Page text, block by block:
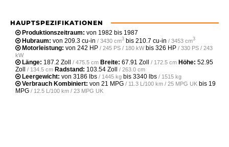
HAUPTSPEZIFIKATIONEN
Produktionszeitraum: von 1982 bis 1987
Hubraum: von 209.3 cu-in / 3430 cm3 bis 210.7 cu-in / 3453 cm3
Motorleistung: von 242 HP / 245 PS / 180 kWbis 326 HP / 330 PS / 243
kW
Länge: 187.2 Zoll / 475.5 cm Breite: 67.91 Zoll / 172.5 cm Höhe: 52.95
Zoll
/ 134.5 cm Radstand: 103.54 Zoll / 263.0 cm
Leergewicht‎: von 3186 lbs / 1445 kg bis 3340 lbs / 1515 kg
Verbrauch Kombiniert: von 21 MPG / 11.3 L/100 km / 25 MPG UK bis 19
MPG / 12.5 L/100 km / 23 MPG UK